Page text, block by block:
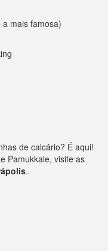
a mais famosa)
de calcário? É aqui!
Pamukkale, visite as
.